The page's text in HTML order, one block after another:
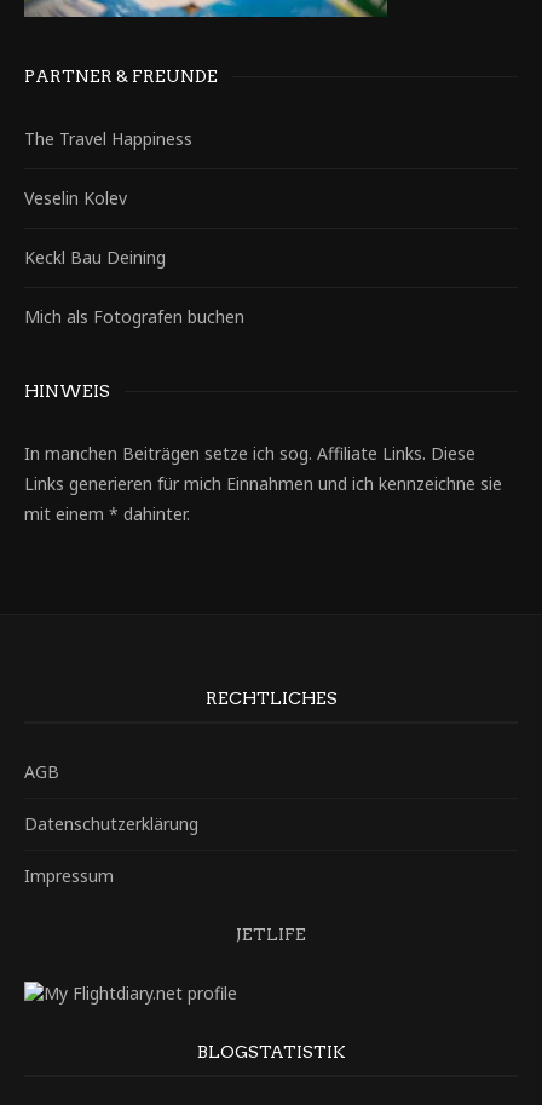
PARTNER & FREUNDE
The Travel Happiness
Veselin Kolev
Keckl Bau Deining
Mich als Fotografen buchen
HINWEIS
In manchen Beiträgen setze ich sog. Affiliate Links. Diese
Links generieren für mich Einnahmen und ich kennzeichne sie
mit einem * dahinter.
RECHTLICHES
AGB
Datenschutzerklärung
Impressum
JETLIFE
BLOGSTATISTIK